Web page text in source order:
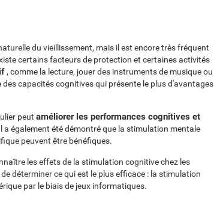
du vieillissement, mais il est encore très fréquent
certains facteurs de protection et certaines activités
, comme la lecture, jouer des instruments de musique ou
capacités cognitives qui présente le plus d'avantages
peut améliorer les performances cognitives et
a également été démontré que la stimulation mentale
peuvent être bénéfiques.
les effets de la stimulation cognitive chez les
déterminer ce qui est le plus efficace : la stimulation
par le biais de jeux informatiques.